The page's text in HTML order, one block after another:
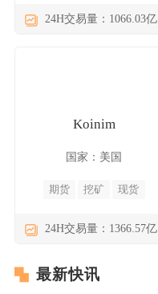
24H交易量：1066.03亿
Koinim
国家：美国
期货 挖矿 现货
24H交易量：1366.57亿
最新快讯